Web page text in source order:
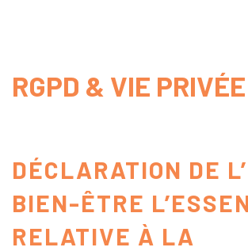
RGPD & VIE PRIVÉE
DÉCLARATION DE
BIEN-ÊTRE
RELATIVE À LA